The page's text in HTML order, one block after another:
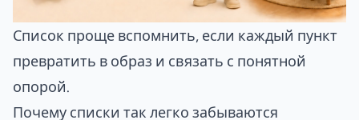
Список проще вспомнить, если каждый пункт
превратить в образ и связать с понятной
опорой.
Почему списки так легко забываются